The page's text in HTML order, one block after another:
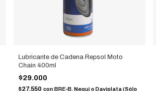
Lubricante de Cadena Repsol Moto
Chain 400ml
$29.000
$27.550 con BRE-B, Nequi o Daviplata (Sólo